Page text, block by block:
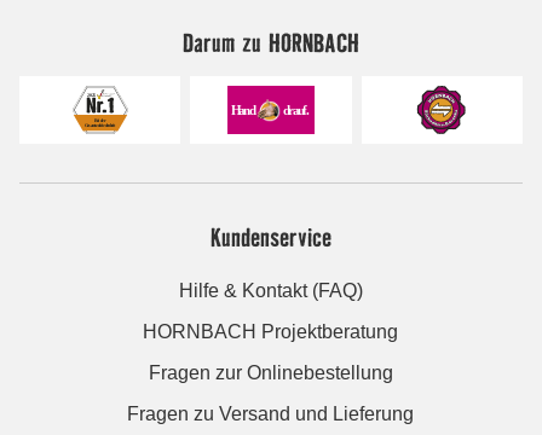
Darum zu HORNBACH
Kundenservice
Hilfe & Kontakt (FAQ)
HORNBACH Projektberatung
Fragen zur Onlinebestellung
Fragen zu Versand und Lieferung